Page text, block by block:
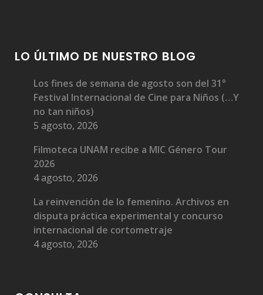
LO ÚLTIMO DE NUESTRO BLOG
Los fines de semana de agosto son del 31°
Festival Internacional de Cine para Niños (…Y
no tan niños)
5 agosto, 2026
Filmoteca UNAM recibe a MIC Género Tour
2026
4 agosto, 2026
La reinvención de lo femenino. Archivos en
disputa práctica experimental y concurso
internacional de cortometraje
4 agosto, 2026